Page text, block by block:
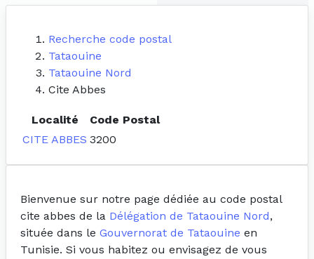
Recherche code postal
Tataouine
Tataouine Nord
Cite Abbes
Localité
Code Postal
CITE ABBES 3200
Bienvenue sur notre page dédiée au code postal
cite abbes de la Délégation de Tataouine Nord,
située dans le Gouvernorat de Tataouine en
Tunisie. Si vous habitez ou envisagez de vous